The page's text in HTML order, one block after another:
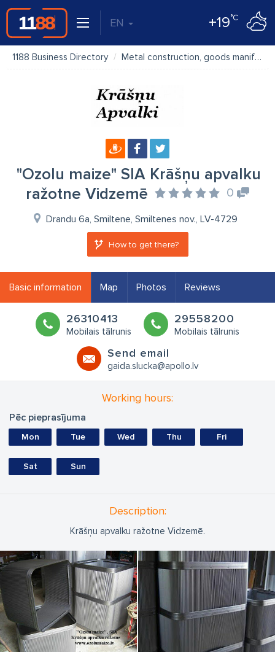
EN +19°C
1188 Business Directory Metal construction, goods manifacture
"Ozolu maize" SIA Krāšņu apvalku
ražotne Vidzemē
0
Drandu 6a, Smiltene, Smiltenes nov., LV-4729
How to get there?
Basic information Map Photos Reviews
26310413
Mobilais tālrunis
29558200
Mobilais tālrunis
Send email
gaida.slucka@apollo.lv
Working hours:
Pēc pieprasījuma
Mon Tue Wed Thu Fri
Sat Sun
Description:
Krāšņu apvalku ražotne Vidzemē.